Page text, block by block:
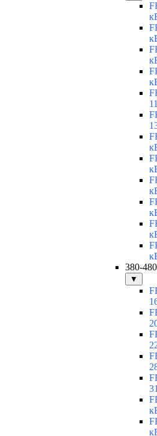
380-
▼